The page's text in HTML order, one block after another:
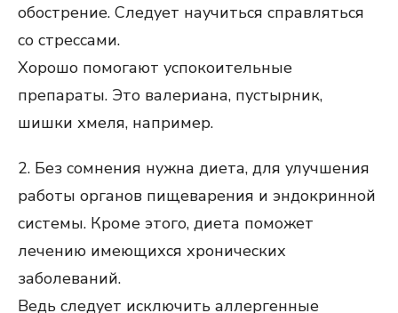
обострение. Следует научиться справляться
со стрессами.
Хорошо помогают успокоительные
препараты. Это валериана, пустырник,
шишки хмеля, например.
2. Без сомнения нужна диета, для улучшения
работы органов пищеварения и эндокринной
системы. Кроме этого, диета поможет
лечению имеющихся хронических
заболеваний.
Ведь следует исключить аллергенные